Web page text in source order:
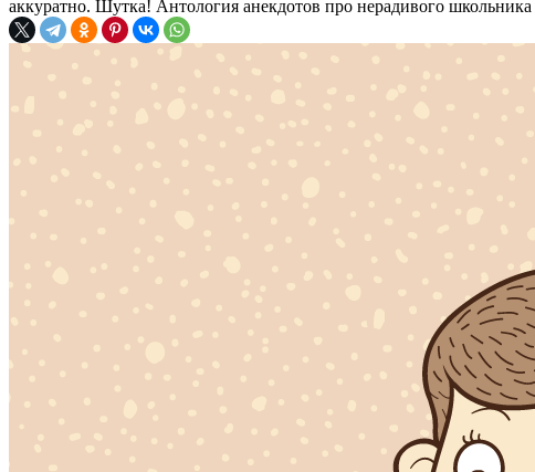
аккуратно. Шутка! Антология анекдотов про нерадивого